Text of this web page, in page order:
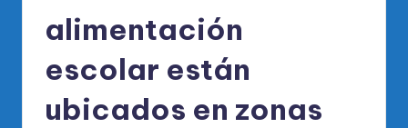
alimentación
escolar están
ubicados en zonas